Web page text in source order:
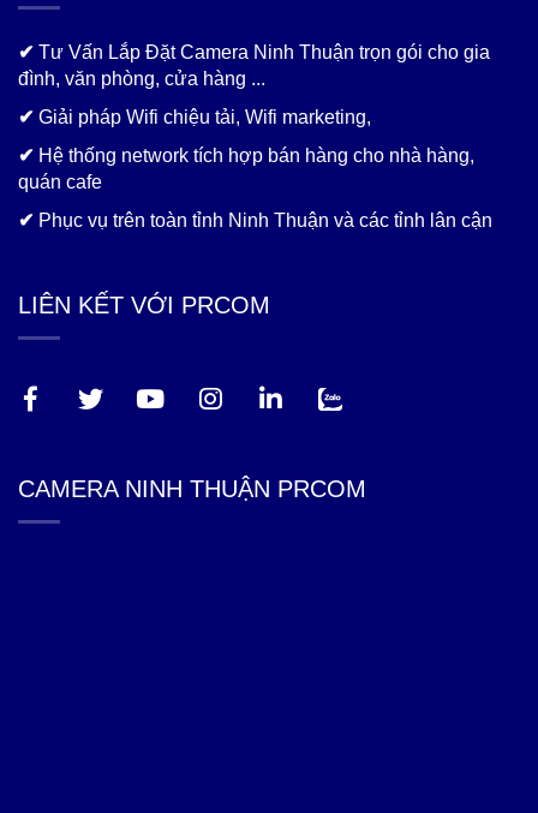
✔ Tư Vấn Lắp Đặt Camera Ninh Thuận trọn gói cho gia
đình, văn phòng, cửa hàng ...
✔ Giải pháp Wifi chiệu tải, Wifi marketing,
✔ Hệ thống network tích hợp bán hàng cho nhà hàng,
quán cafe
✔ Phục vụ trên toàn tỉnh Ninh Thuận và các tỉnh lân cận
LIÊN KẾT VỚI PRCOM
CAMERA NINH THUẬN PRCOM